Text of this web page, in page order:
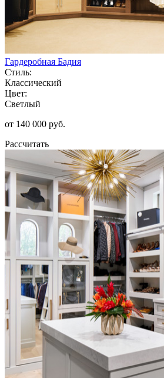
Гардеробная Бадия
Стиль:
Классический
Цвет:
Светлый
от 140 000 руб.
Рассчитать